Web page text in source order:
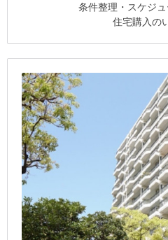
条件整理・スケジ
住宅購入の